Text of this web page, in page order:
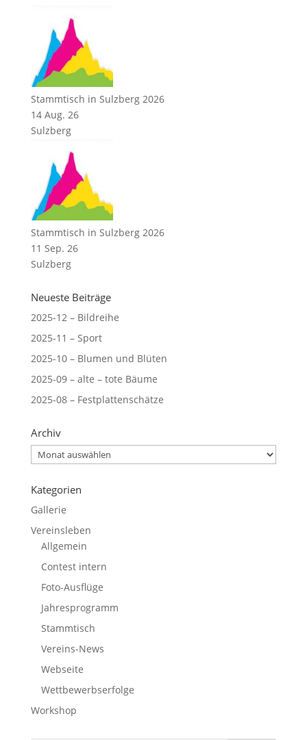
Stammtisch in Sulzberg 2026
14 Aug. 26
Sulzberg
Stammtisch in Sulzberg 2026
11 Sep. 26
Sulzberg
Neueste Beiträge
2025-12 – Bildreihe
2025-11 – Sport
2025-10 – Blumen und Blüten
2025-09 – alte – tote Bäume
2025-08 – Festplattenschätze
Archiv
Archiv
Kategorien
Gallerie
Vereinsleben
Allgemein
Contest intern
Foto-Ausflüge
Jahresprogramm
Stammtisch
Vereins-News
Webseite
Wettbewerbserfolge
Workshop